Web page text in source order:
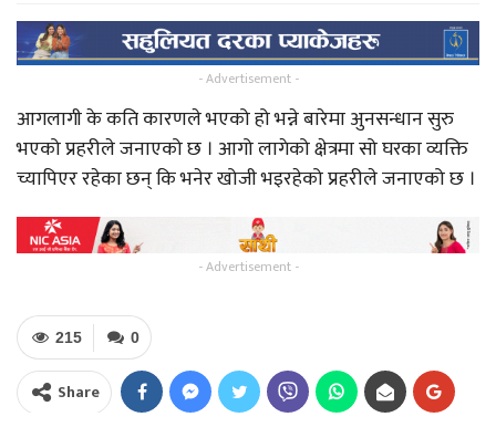
- Advertisement -
आगलागी के कति कारणले भएको हो भन्ने बारेमा अुनसन्धान सुरु
भएको प्रहरीले जनाएको छ । आगो लागेको क्षेत्रमा सो घरका व्यक्ति
च्यापिएर रहेका छन् कि भनेर खोजी भइरहेको प्रहरीले जनाएको छ ।
- Advertisement -
0
215
Share